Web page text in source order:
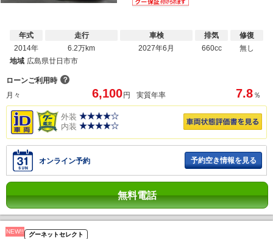
年式
2014年
走行
6.2万km
車検
2027年6月
排気
660cc
修復
無し
地域 広島県廿日市市
ローンご利用時 ？
月々
6,100 円 実質年率 7.8 ％
外装
内装
オンライン予約 予約空き情報を見る
無料電話
NEW!! グーネットセレクト